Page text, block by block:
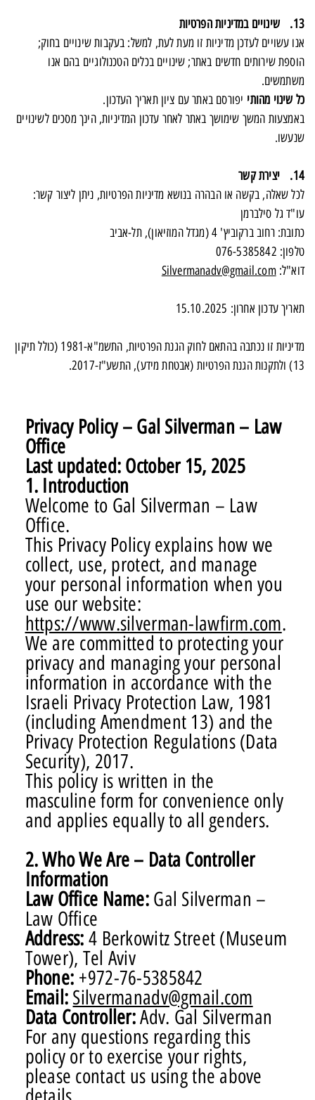
13. שינויים במדיניות הפרטיות
אנו עשויים לעדכן מדיניות זו מעת לעת, למשל: בעקבות שינויים בחוק;
הוספת שירותים חדשים באתר; שינויים בכלים הטכנולוגיים בהם אנו
משתמשים.
כל שינוי מהותי יפורסם באתר עם ציון תאריך העדכון.
באמצעות המשך שימושך באתר לאחר עדכון המדיניות, הינך מסכים לשינויים
שנעשו.
14. יצירת קשר
לכל שאלה, בקשה או הבהרה בנושא מדיניות הפרטיות, ניתן ליצור קשר:
עו"ד גל סילברמן
כתובת: רחוב ברקוביץ' 4 (מגדל המוזיאון), תל-אביב
טלפון: 076-5385842
דוא"ל:Silvermanadv@gmail.com
תאריך עדכון אחרון: 15.10.2025
מדיניות זו נכתבה בהתאם לחוק הגנת הפרטיות, התשמ"א-1981 (כולל תיקון
13) ולתקנות הגנת הפרטיות (אבטחת מידע), התשע"ז-2017.
Privacy Policy – Gal Silverman – Law
Office
Last updated: October 15, 2025
1. Introduction
Welcome to Gal Silverman – Law
Office.
This Privacy Policy explains how we
collect, use, protect, and manage
your personal information when you
use our website:
https://www.silverman-lawfirm.com.
We are committed to protecting your
privacy and managing your personal
information in accordance with the
Israeli Privacy Protection Law, 1981
(including Amendment 13) and the
Privacy Protection Regulations (Data
Security), 2017.
This policy is written in the
masculine form for convenience only
and applies equally to all genders.
2. Who We Are – Data Controller
Information
Law Office Name: Gal Silverman –
Law Office
Address:4 Berkowitz Street (Museum
Tower), Tel Aviv
Phone: +972-76-5385842
Email: Silvermanadv@gmail.com
Data Controller:Adv. Gal Silverman
For any questions regarding this
policy or to exercise your rights,
please contact us using the above